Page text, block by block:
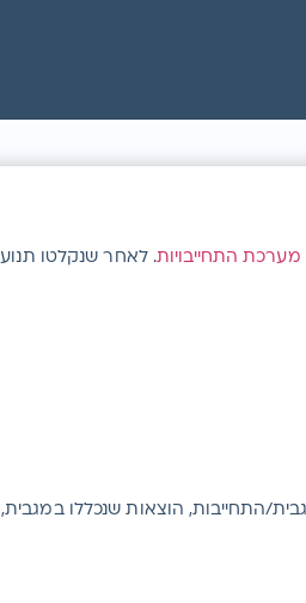
מערכת התחייבויות. לאחר שנקלטו
התחייבות, הוצאות שנכללו